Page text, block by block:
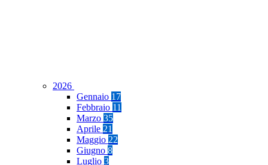
2026
Gennaio 17
Febbraio 11
Marzo 35
Aprile 21
Maggio 22
Giugno 8
Luglio 3